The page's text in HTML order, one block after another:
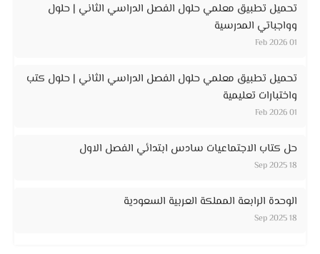
تحميل تطبيق معلمي حلول الفصل الدراسي الثاني | حلول
وواجباتي المدرسية
01 Feb 2026
تحميل تطبيق معلمي حلول الفصل الدراسي الثاني | حلول كتب
واختبارات تعليمية
01 Feb 2026
حل كتاب الاجتماعيات سادس ابتدائي الفصل الاول
18 Sep 2025
الوحدة الرابعة المملكة العربية السعودية
18 Sep 2025